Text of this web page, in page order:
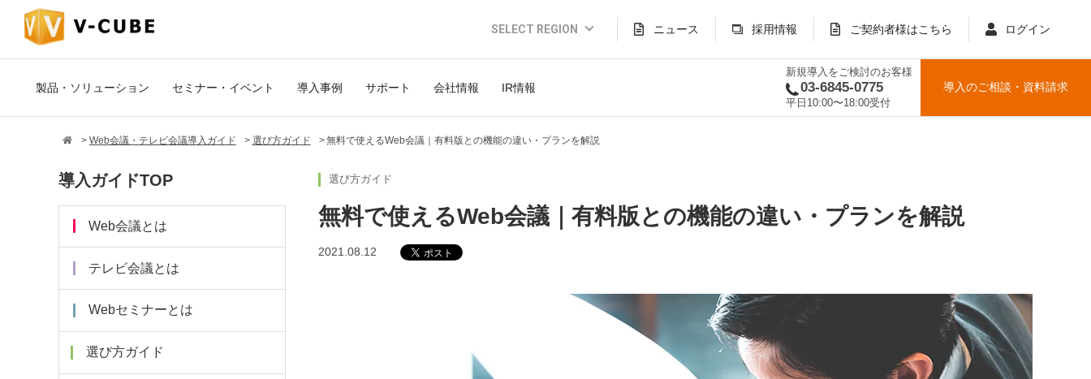
SELECT REGION
Global Website (English)
JAPAN (日本語)
TAIWAN(繁體)
ニュース 採用情報 ご契約者様はこちら ログイン
製品・ソリューション セミナー・イベント 導入事例 サポート 会社情報 IR情報
新規導入をご検討のお客様
03-6845-0775
平日10:00〜18:00受付
導入のご相談 ・ 資料請求
Web会議・テレビ会議導入ガイド 選び方ガイド 無料で使えるWeb会議｜有料版との機能の違い・プランを解説
選び方ガイド
無料で使えるWeb会議｜有料版との機能の違い・プランを解説
2021.08.12
導入ガイドTOP
Web会議とは
テレビ会議とは
Webセミナーとは
選び方ガイド